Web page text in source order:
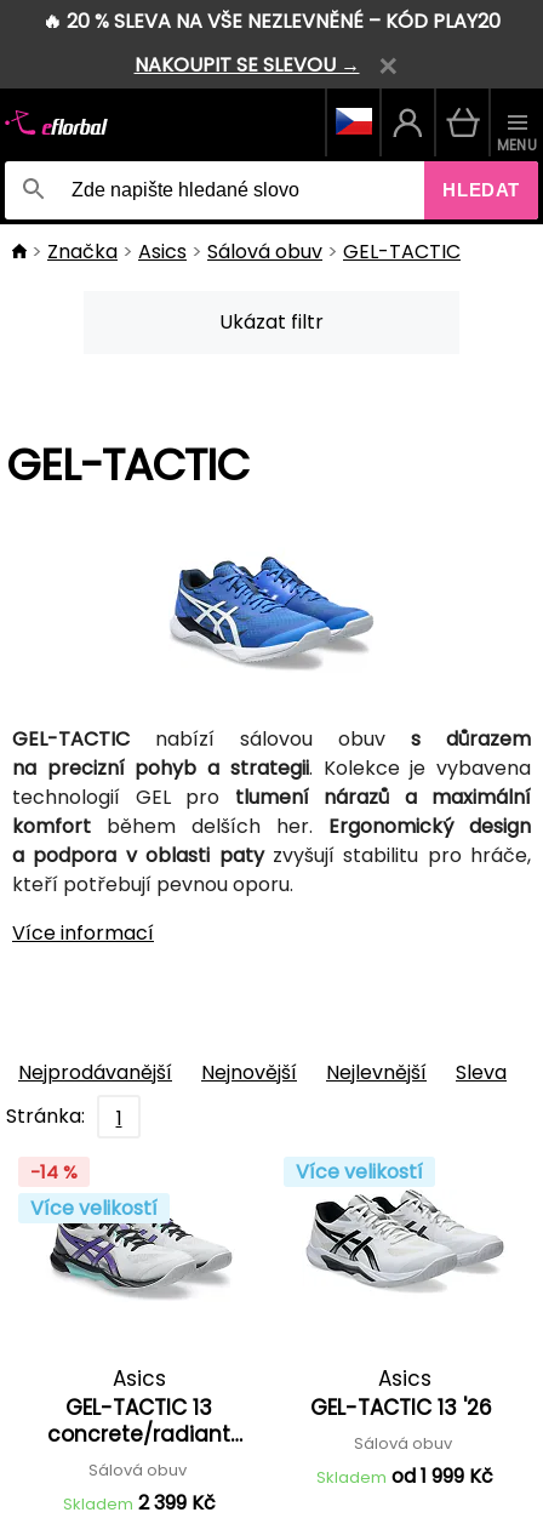
🔥 20 % SLEVA NA VŠE NEZLEVNĚNÉ – KÓD PLAY20
NAKOUPIT SE SLEVOU →
HLEDAT
MENU
Značka Asics Sálová obuv GEL-TACTIC
Ukázat filtr
GEL-TACTIC
GEL-TACTIC nabízí sálovou obuv s důrazem
na precizní pohyb a strategii. Kolekce je vybavena
technologií GEL pro tlumení nárazů a maximální
komfort během delších her. Ergonomický design
a podpora v oblasti patyzvyšují stabilitu pro hráče,
kteří potřebují pevnou oporu.
Více informací
Nejprodávanější Nejnovější Nejlevnější
Sleva
Stránka:
1
-14 %
Více velikostí
Asics
GEL-TACTIC 13
concrete/radiant
amethyst '27
Sálová obuv
Skladem 2 399 Kč
Více velikostí
Asics
GEL-TACTIC 13 '26
Sálová obuv
Skladem od 1 999 Kč